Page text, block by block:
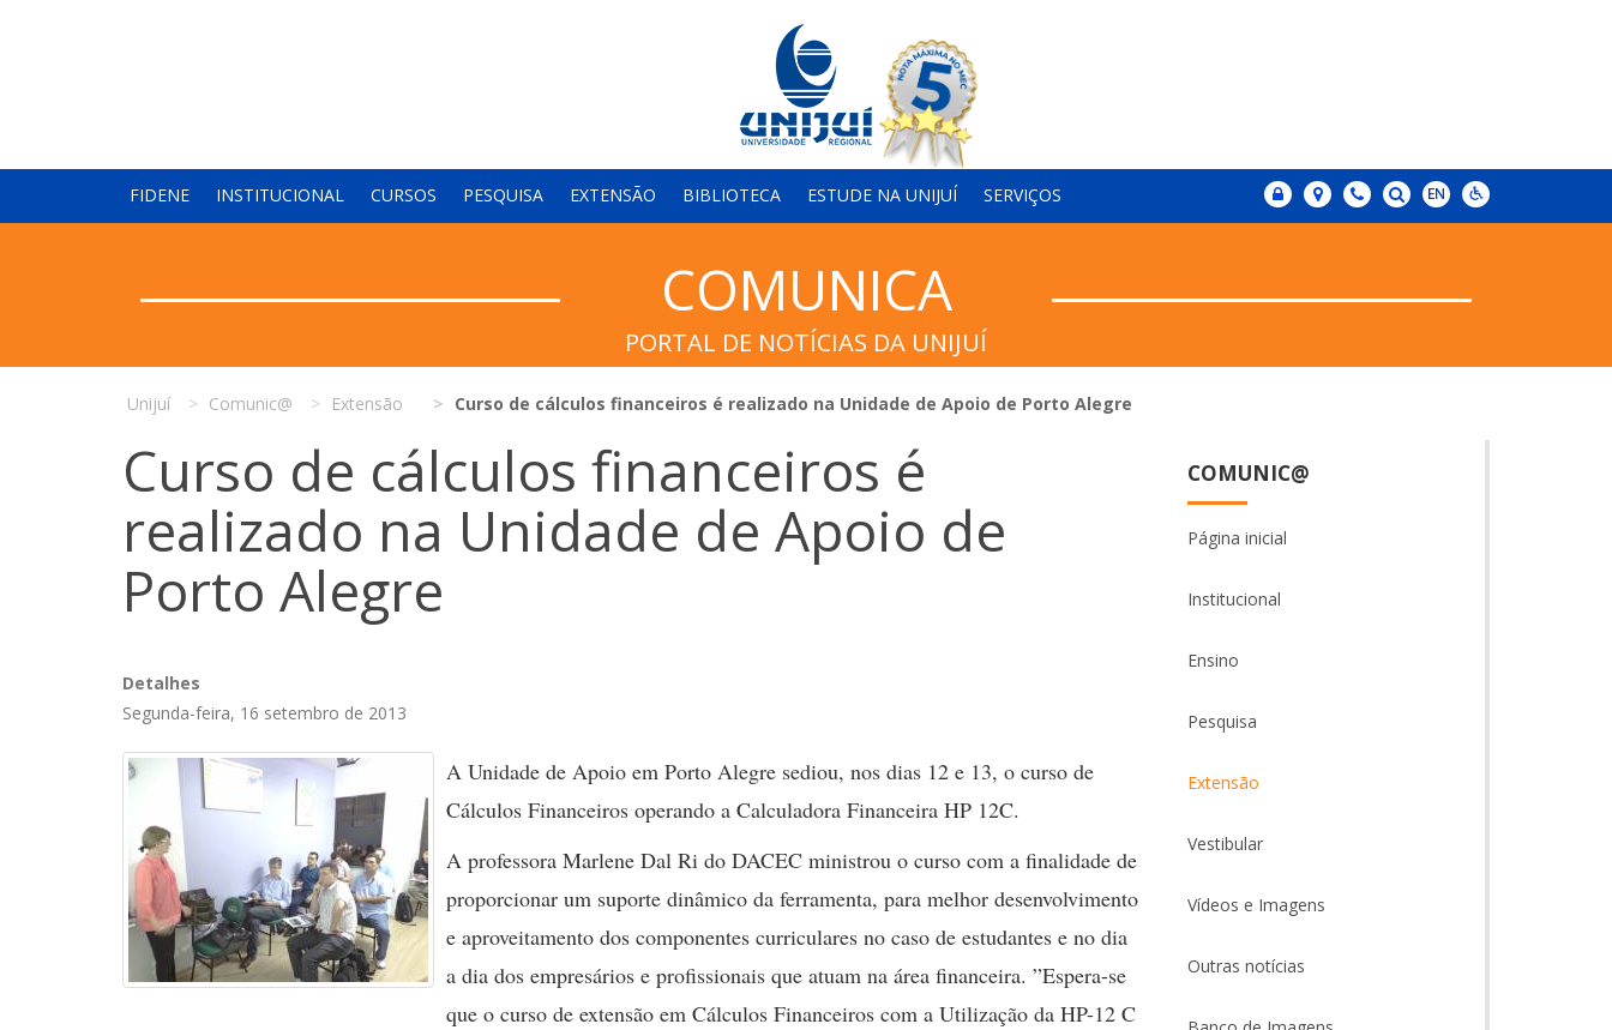
FIDENE INSTITUCIONAL CURSOS PESQUISA EXTENSÃO BIBLIOTECA ESTUDE NA UNIJUÍ SERVIÇOS
COMUNICA
PORTAL DE NOTÍCIAS DA UNIJUÍ
Unijuí Comunic@ Extensão Curso de cálculos financeiros é realizado na Unidade de Apoio de Porto Alegre
Curso de cálculos financeiros é
realizado na Unidade de Apoio de
Porto Alegre
Detalhes
Segunda-feira, 16 setembro de 2013
A Unidade de Apoio em Porto Alegre sediou, nos dias 12 e 13, o curso de
Cálculos Financeiros operando a Calculadora Financeira HP 12C.
A professora Marlene Dal Ri do DACEC ministrou o curso com a finalidade de
proporcionar um suporte dinâmico da ferramenta, para melhor desenvolvimento
e aproveitamento dos componentes curriculares no caso de estudantes e no dia
a dia dos empresários e profissionais que atuam na área financeira. ”Espera-se
que o curso de extensão em Cálculos Financeiros com a Utilização da HP-12 C
COMUNIC@
Página inicial
Institucional
Ensino
Pesquisa
Extensão
Vestibular
Vídeos e Imagens
Outras notícias